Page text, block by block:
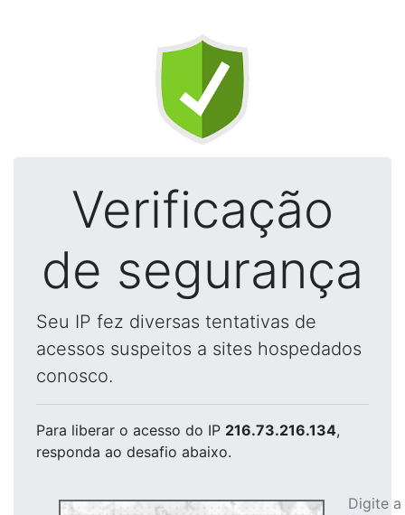
Verificação
de segurança
Seu IP fez diversas tentativas de
acessos suspeitos a sites hospedados
conosco.
Para liberar o acesso do IP 216.73.216.134,
responda ao desafio abaixo.
Digite